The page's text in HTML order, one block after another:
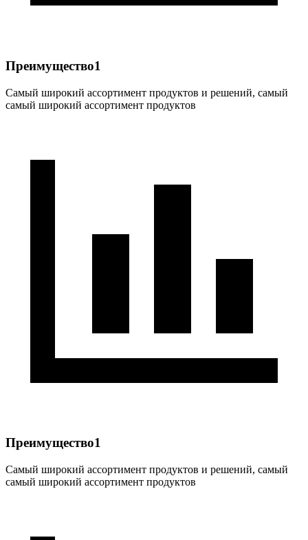
Преимущество1
Самый широкий ассортимент продуктов и решений, самый
самый широкий ассортимент продуктов
Преимущество1
Самый широкий ассортимент продуктов и решений, самый
самый широкий ассортимент продуктов